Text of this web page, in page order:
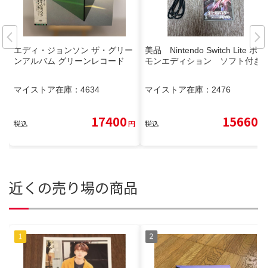
エディ・ジョンソン ザ・グリー
ンアルバム グリーンレコード
マイストア在庫： 4634
税込 17400円
美品 Nintendo Switch Lite ポケ
モンエディション ソフト付き
マイストア在庫： 2476
税込 15660
近くの売り場の商品